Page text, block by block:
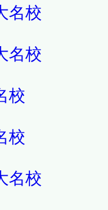
名校
名校
校
校
名校